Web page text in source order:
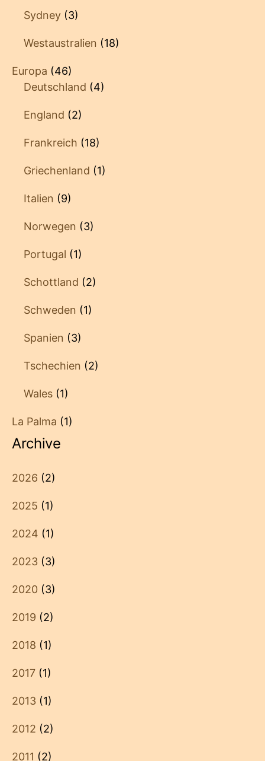
Sydney (3)
Westaustralien (18)
Europa (46)
Deutschland (4)
England (2)
Frankreich (18)
Griechenland (1)
Italien (9)
Norwegen (3)
Portugal (1)
Schottland (2)
Schweden (1)
Spanien (3)
Tschechien (2)
Wales (1)
La Palma (1)
Archive
2026 (2)
2025 (1)
2024 (1)
2023 (3)
2020 (3)
2019 (2)
2018 (1)
2017 (1)
2013 (1)
2012 (2)
2011 (2)